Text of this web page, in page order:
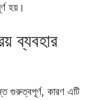
হয়।
ব্যবহার
গুরুত্বপূর্ণ, কারণ এটি